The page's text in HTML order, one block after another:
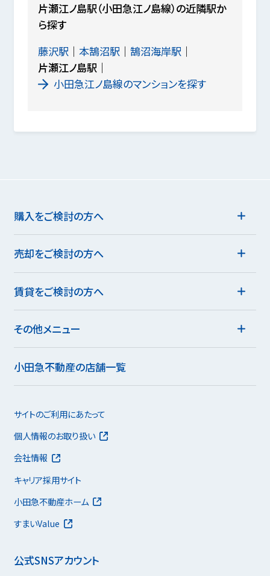
片瀬江ノ島駅（小田急江ノ島線）の近隣駅か
ら探す
藤沢駅
本鵠沼駅
鵠沼海岸駅
片瀬江ノ島駅
小田急江ノ島線のマンションを探す
購入をご検討の方へ
売却をご検討の方へ
賃貸をご検討の方へ
その他メニュー
小田急不動産の店舗一覧
公式SNSアカウント
サイトのご利用にあたって
個人情報のお取り扱い
会社情報
キャリア採用サイト
小田急不動産ホーム
すまいValue